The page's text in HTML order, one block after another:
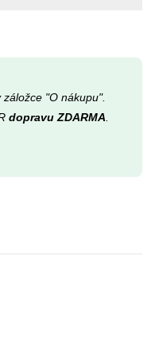
"O nákupu".
dopravu ZDARMA